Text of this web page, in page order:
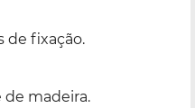
de fixação.
de madeira.